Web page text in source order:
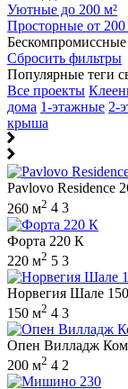
Уютные до 200 м²
Просторные от 200
Бескомпромиссные
Сбросить фильтры
Популярные теги
Все проекты
дома 1-этажные 2-
крыша
Pavlovo Residence
260 м2 4 3
Форта 220 К
220 м2 5 3
Норвегия Шале 150
150 м2 4 3
Опен Вилладж
200 м2 4 2